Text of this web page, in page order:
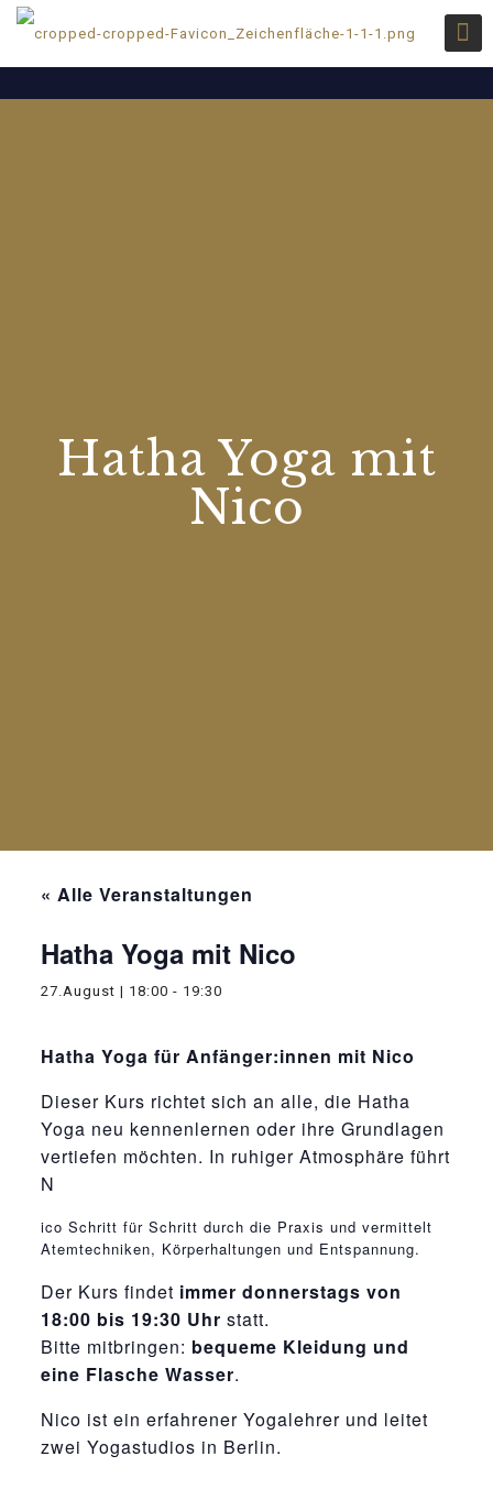
Hatha Yoga mit
Nico
« Alle Veranstaltungen
Hatha Yoga mit Nico
27.August | 18:00 - 19:30
Hatha Yoga für Anfänger:innen mit Nico
Dieser Kurs richtet sich an alle, die Hatha
Yoga neu kennenlernen oder ihre Grundlagen
vertiefen möchten. In ruhiger Atmosphäre führt
N
osteopathe-nyon-cabinet-monney
ico Schritt für Schritt durch die Praxis und vermittelt
Atemtechniken, Körperhaltungen und Entspannung.
Der Kurs findet immer donnerstags von
18:00 bis 19:30 Uhr statt.
Bitte mitbringen: bequeme Kleidung und
eine Flasche Wasser.
Nico ist ein erfahrener Yogalehrer und leitet
zwei Yogastudios in Berlin.